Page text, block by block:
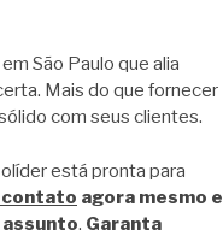
São Paulo que alia
Mais do que fornecer
com seus clientes.
está pronta para
contato agora mesmo e
. Garanta